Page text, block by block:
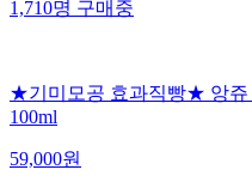
1,710명구매중
★기미모공 효과직빵★ 앙쥬
100ml
59,000원